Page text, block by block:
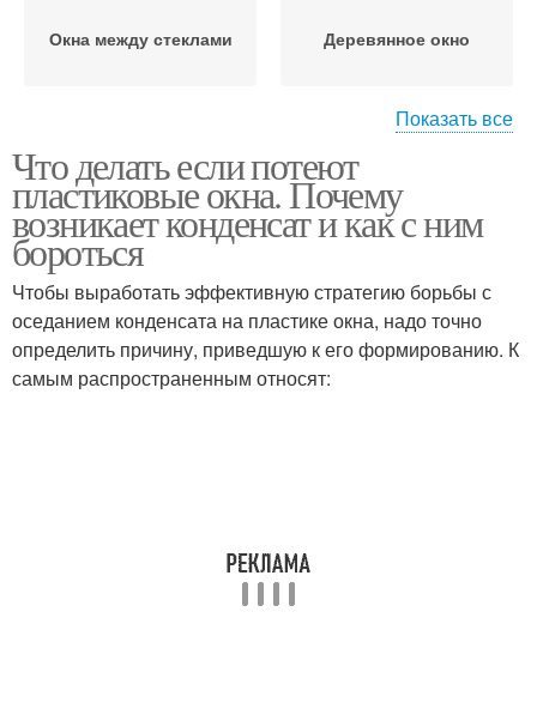
Окна между стеклами Деревянное окно
Окна в доме Окна в машине
Окна со стороны Пластиковое окно
Показать все
Что делать если потеют
пластиковые окна. Почему
возникает конденсат и как с ним
бороться
Чтобы выработать эффективную стратегию борьбы с
оседанием конденсата на пластике окна, надо точно
определить причину, приведшую к его формированию. К
самым распространенным относят: